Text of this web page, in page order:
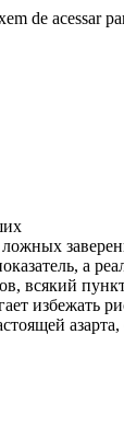
de acessar
а
всякий
избежать